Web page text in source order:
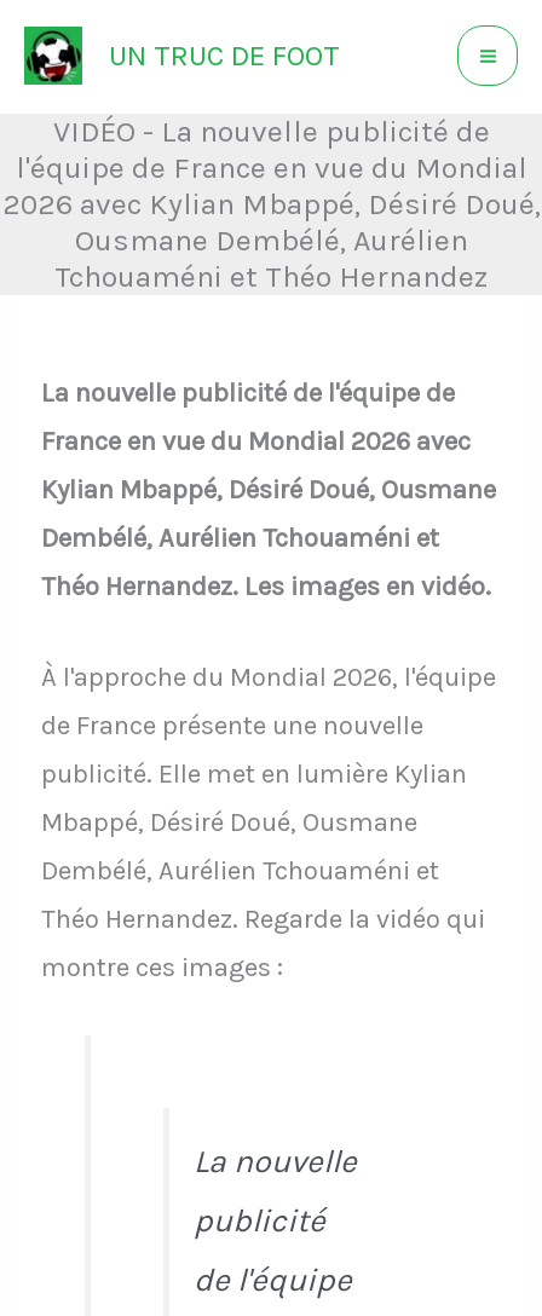
Aller
au
contenu
UN TRUC DE FOOT
VIDÉO - La nouvelle publicité de
l'équipe de France en vue du Mondial
2026 avec Kylian Mbappé, Désiré Doué,
Ousmane Dembélé, Aurélien
Tchouaméni et Théo Hernandez
La nouvelle publicité de l'équipe de
France en vue du Mondial 2026 avec
Kylian Mbappé, Désiré Doué, Ousmane
Dembélé, Aurélien Tchouaméni et
Théo Hernandez. Les images en vidéo.
À l'approche du Mondial 2026, l'équipe
de France présente une nouvelle
publicité. Elle met en lumière Kylian
Mbappé, Désiré Doué, Ousmane
Dembélé, Aurélien Tchouaméni et
Théo Hernandez. Regarde la vidéo qui
montre ces images :
La nouvelle
publicité
de l'équipe